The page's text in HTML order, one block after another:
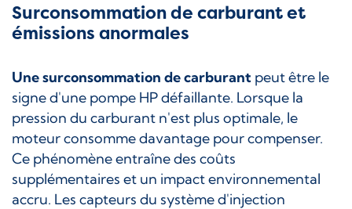
Surconsommation de carburant et
émissions anormales
Une surconsommation de carburant peut être le
signe d'une pompe HP défaillante. Lorsque la
pression du carburant n'est plus optimale, le
moteur consomme davantage pour compenser.
Ce phénomène entraîne des coûts
supplémentaires et un impact environnemental
accru. Les capteurs du système d'injection